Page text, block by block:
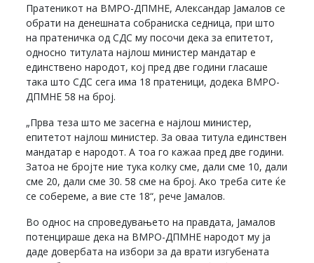
Пратеникот на ВМРО-ДПМНЕ, Александар Јамалов се
обрати на денешната собраниска седница, при што
на пратеничка од СДС му посочи дека за епитетот,
односно титулата најлош министер мандатар е
единствено народот, кој пред две години гласаше
така што СДС сега има 18 пратеници, додека ВМРО-
ДПМНЕ 58 на број.
„Прва теза што ме засегна е најлош министер,
епитетот најлош министер. За оваа титула единствен
мандатар е народот. А тоа го кажаа пред две години.
Затоа не бројте ние тука колку сме, дали сме 10, дали
сме 20, дали сме 30. 58 сме на број. Ако треба сите ќе
се собереме, а вие сте 18“, рече Јамалов.
Во однос на спроведувањето на правдата, Јамалов
потенцираше дека на ВМРО-ДПМНЕ народот му ја
даде довербата на избори за да врати изгубената